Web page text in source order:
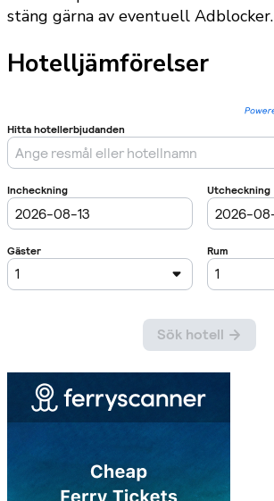
stäng gärna av eventuell Adblocker.
Hotelljämförelser